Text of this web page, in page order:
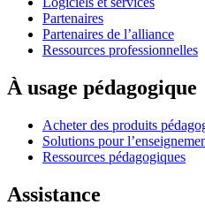
Partenaires
Partenaires de l’alliance
Ressources professionnelles
À usage pédagogique
Acheter des produits
Solutions pour
Ressources pédagogiques
Assistance